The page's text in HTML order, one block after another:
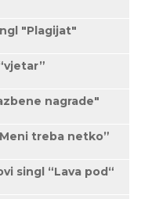
"Plagijat"
nagrade"
treba netko”
singl “Lava pod“